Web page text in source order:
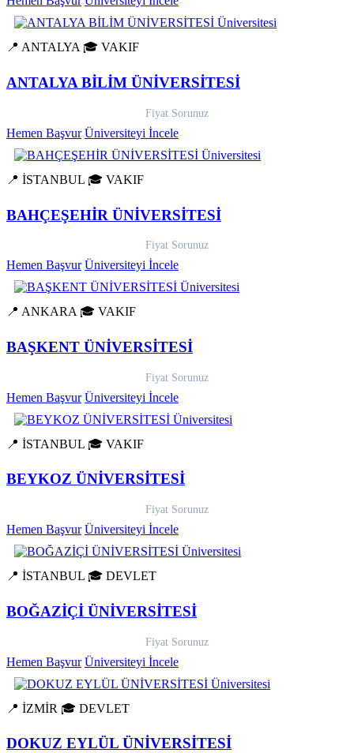
📍 ANTALYA 🎓 VAKIF
ANTALYA BİLİM ÜNİVERSİTESİ
Fiyat Sorunuz
Hemen Başvur Üniversiteyi İncele
📍 İSTANBUL 🎓 VAKIF
BAHÇEŞEHİR ÜNİVERSİTESİ
Fiyat Sorunuz
Hemen Başvur Üniversiteyi İncele
📍 ANKARA 🎓 VAKIF
BAŞKENT ÜNİVERSİTESİ
Fiyat Sorunuz
Hemen Başvur Üniversiteyi İncele
📍 İSTANBUL 🎓 VAKIF
BEYKOZ ÜNİVERSİTESİ
Fiyat Sorunuz
Hemen Başvur Üniversiteyi İncele
📍 İSTANBUL 🎓 DEVLET
BOĞAZİÇİ ÜNİVERSİTESİ
Fiyat Sorunuz
Hemen Başvur Üniversiteyi İncele
📍 İZMİR 🎓 DEVLET
DOKUZ EYLÜL ÜNİVERSİTESİ